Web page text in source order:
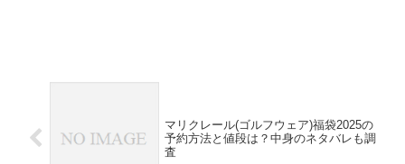
マリクレール(ゴルフウェア)福袋2025の
予約方法と値段は？中身のネタバレも調
査